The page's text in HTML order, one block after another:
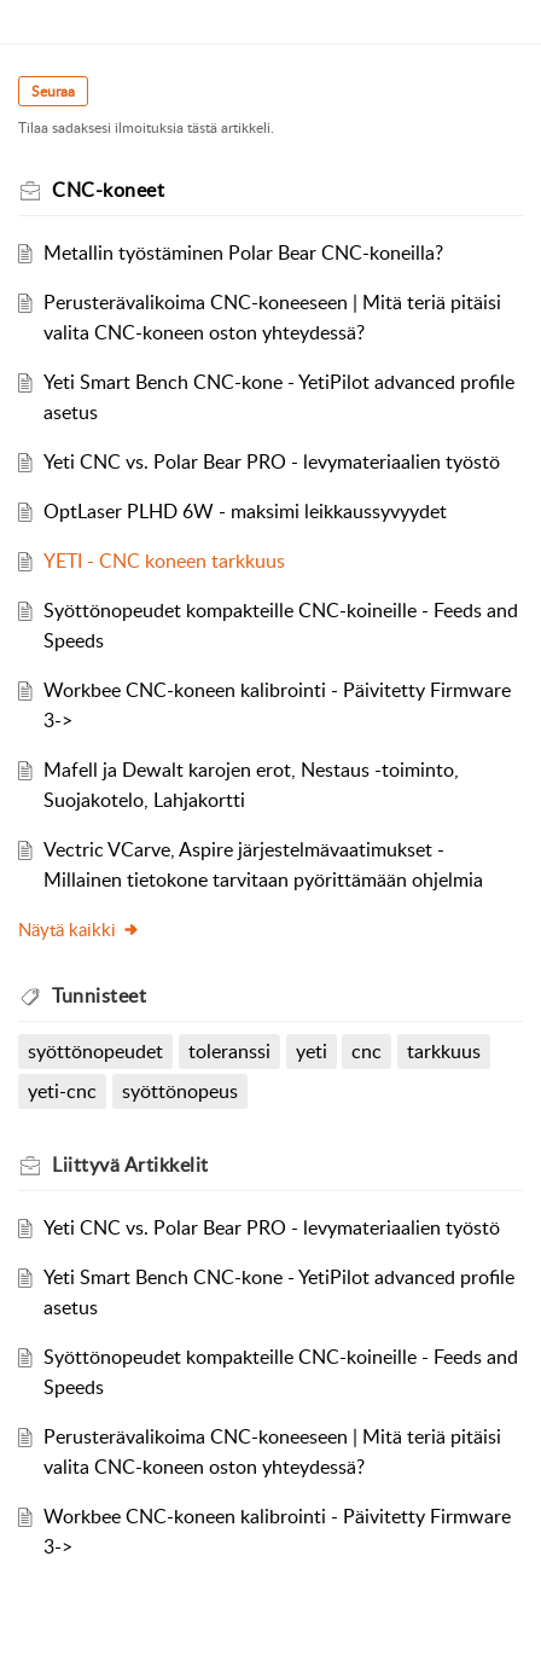
Seuraa
Tilaa sadaksesi ilmoituksia tästä artikkeli.
CNC-koneet
Metallin työstäminen Polar Bear CNC-koneilla?
Perusterävalikoima CNC-koneeseen | Mitä teriä pitäisi
valita CNC-koneen oston yhteydessä?
Yeti Smart Bench CNC-kone - YetiPilot advanced profile
asetus
Yeti CNC vs. Polar Bear PRO - levymateriaalien työstö
OptLaser PLHD 6W - maksimi leikkaussyvyydet
YETI - CNC koneen tarkkuus
Syöttönopeudet kompakteille CNC-koineille - Feeds and
Speeds
Workbee CNC-koneen kalibrointi - Päivitetty Firmware
3->
Mafell ja Dewalt karojen erot, Nestaus -toiminto,
Suojakotelo, Lahjakortti
Vectric VCarve, Aspire järjestelmävaatimukset -
Millainen tietokone tarvitaan pyörittämään ohjelmia
Näytä kaikki
Tunnisteet
syöttönopeudet toleranssi yeti cnc
tarkkuus
yeti-cnc
syöttönopeus
LiittyväArtikkelit
Yeti CNC vs. Polar Bear PRO - levymateriaalien työstö
Yeti Smart Bench CNC-kone - YetiPilot advanced profile
asetus
Syöttönopeudet kompakteille CNC-koineille - Feeds and
Speeds
Perusterävalikoima CNC-koneeseen | Mitä teriä pitäisi
valita CNC-koneen oston yhteydessä?
Workbee CNC-koneen kalibrointi - Päivitetty Firmware
3->